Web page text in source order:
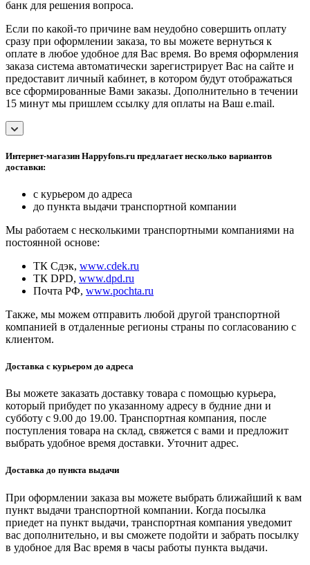
банк для решения вопроса.
Если по какой-то причине вам неудобно совершить оплату
сразу при оформлении заказа, то вы можете вернуться к
оплате в любое удобное для Вас время. Во время оформления
заказа система автоматически зарегистрирует Вас на сайте и
предоставит личный кабинет, в котором будут отображаться
все сформированные Вами заказы. Дополнительно в течении
15 минут мы пришлем ссылку для оплаты на Ваш e.mail.
Интернет-магазин Happyfons.ru предлагает несколько вариантов
доставки:
с курьером до адреса
до пункта выдачи транспортной компании
Мы работаем с несколькими транспортными компаниями на
постоянной основе:
ТК Сдэк, www.cdek.ru
ТК DPD, www.dpd.ru
Почта РФ, www.pochta.ru
Также, мы можем отправить любой другой транспортной
компанией в отдаленные регионы страны по согласованию с
клиентом.
Доставка с курьером до адреса
Вы можете заказать доставку товара с помощью курьера,
который прибудет по указанному адресу в будние дни и
субботу с 9.00 до 19.00. Транспортная компания, после
поступления товара на склад, свяжется с вами и предложит
выбрать удобное время доставки. Уточнит адрес.
Доставка до пункта выдачи
При оформлении заказа вы можете выбрать ближайший к вам
пункт выдачи транспортной компании. Когда посылка
приедет на пункт выдачи, транспортная компания уведомит
вас дополнительно, и вы сможете подойти и забрать посылку
в удобное для Вас время в часы работы пункта выдачи.